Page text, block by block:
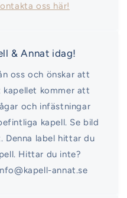
oss här!
& Annat idag!
oss och önskar att
kommer att
och infästningar
kapell. Se bild
Denna label hittar du
Hittar du inte?
annat.se